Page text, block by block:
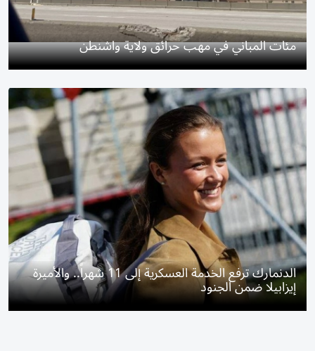
مئات المباني في مهب حرائق ولاية واشنطن
الدنمارك ترفع الخدمة العسكرية إلى 11 شهراً.. والأميرة
إيزابيلا ضمن الجنود